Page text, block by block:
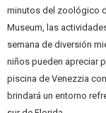
minutos del zoológico
Museum, las
semana de diversión
niños pueden apreciar
piscina de Venezzia
brindará un entorno